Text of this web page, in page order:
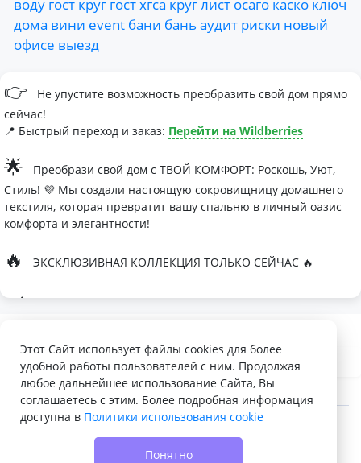
воду гост круг гостхгса круглист осаго каско ключ
дома вини event бани бань аудит риски новый
офисе выезд
👉
Не упустите возможность преобразить свой дом прямо
сейчас!
📍 Быстрый переход и заказ: Перейти на Wildberries
🌟
Преобрази свой дом с ТВОЙ КОМФОРТ: Роскошь, Уют,
Стиль! 💜 Мы создали настоящую сокровищницу домашнего
текстиля, которая превратит вашу спальню в личный оазис
комфорта и элегантности!
🔥 ЭКСКЛЮЗИВНАЯ КОЛЛЕКЦИЯ ТОЛЬКО СЕЙЧАС 🔥
🛏
Палитра изысканных оттенков:
- Темно-серый для минималистичных интерьеров
- Сиреневый для романтичных натур
- Персиковый мусс для теплой атмосферы
Шелковые одеяла Тусса - мечта о совершенном сне
Этот Сайт использует файлы cookies для более
удобной работы пользователей с ним. Продолжая
любое дальнейшее использование Сайта, Вы
соглашаетесь с этим. Более подробная информация
доступна в Политики использования cookie
Понятно
© 2022 - 2026 Доска объявлений VELQ.RU